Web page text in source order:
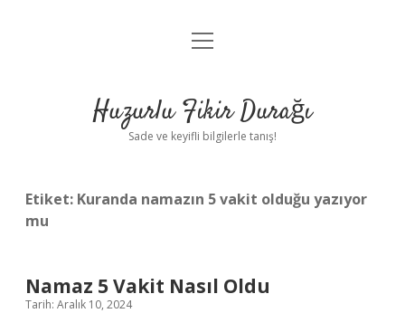
Anasayfa
Yasal Uyarı
menüyü
Huzurlu Fikir Durağı
Sade ve keyifli bilgilerle tanış!
Etiket: Kuranda namazın 5 vakit olduğu yazıyor
mu
Namaz 5 Vakit Nasıl Oldu
Tarih: Aralık 10, 2024